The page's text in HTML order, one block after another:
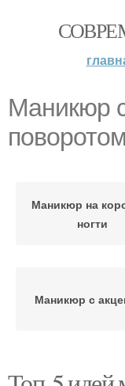
Маникюр
поворотом
Маникюр на
ногти
Маникюр с
Маникюр с